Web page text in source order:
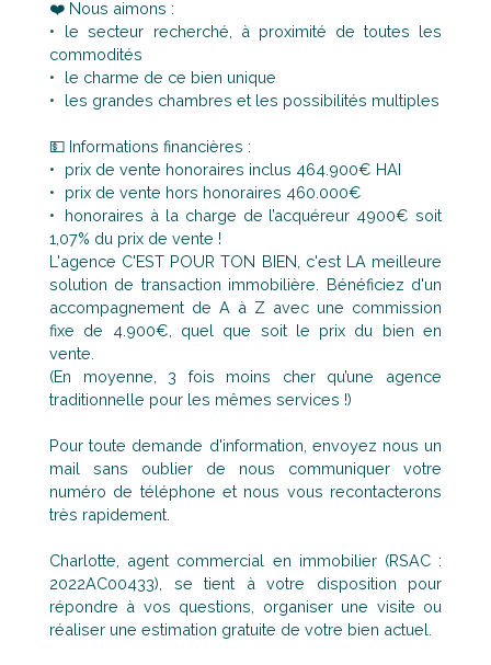
❤️ Nous aimons :
le secteur recherché, à proximité de toutes les
commodités
le charme de ce bien unique
les grandes chambres et les possibilités multiples
💵 Informations financières :
prix de vente honoraires inclus 464.900€ HAI
prix de vente hors honoraires 460.000€
honoraires à la charge de l’acquéreur 4900€ soit
1,07% du prix de vente !
L'agence C'EST POUR TON BIEN, c'est LA meilleure
solution de transaction immobilière. Bénéficiez d'un
accompagnement de A à Z avec une commission
fixe de 4.900€, quel que soit le prix du bien en
vente.
(En moyenne, 3 fois moins cher qu’une agence
traditionnelle pour les mêmes services !)
Pour toute demande d'information, envoyez nous un
mail sans oublier de nous communiquer votre
numéro de téléphone et nous vous recontacterons
très rapidement.
Charlotte, agent commercial en immobilier (RSAC :
2022AC00433), se tient à votre disposition pour
répondre à vos questions, organiser une visite ou
réaliser une estimation gratuite de votre bien actuel.